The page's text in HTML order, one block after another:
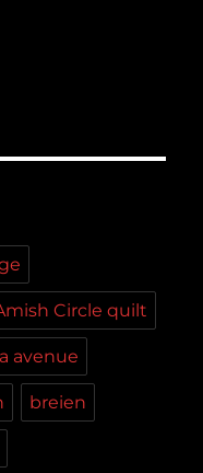
Circle quilt
avenue
breien